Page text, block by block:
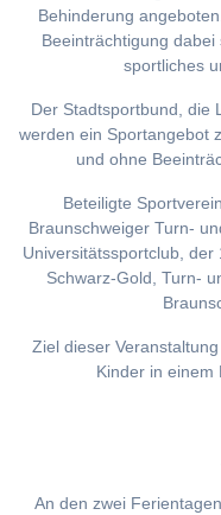
Behinderung
Beeinträchtigung
sportliches
Der Stadtsportbund, die
werden ein Sportangebot
und ohne
Beteiligte
Braunschweiger Turn-
Universitätssportclub,
Schwarz-Gold, Turn-
Ziel dieser
Kinder in einem
An den zwei